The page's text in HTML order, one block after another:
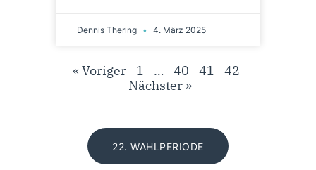
Dennis Thering 4. März 2025
« Voriger 1 … 40 41
42
Nächster »
22. WAHLPERIODE